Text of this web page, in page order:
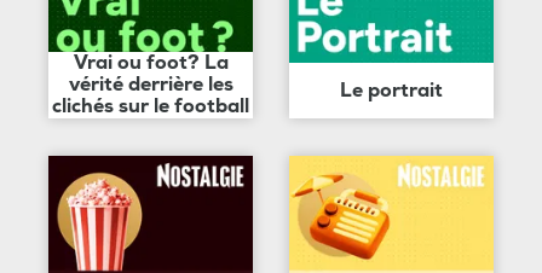
Vrai ou foot? La
vérité derrière les
clichés sur le football
Le portrait